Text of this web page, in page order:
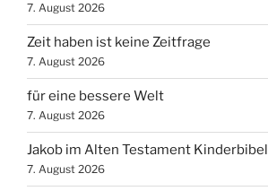
7. August 2026
Zeit haben ist keine Zeitfrage
7. August 2026
für eine bessere Welt
7. August 2026
Jakob im Alten Testament Kinderbibel
7. August 2026